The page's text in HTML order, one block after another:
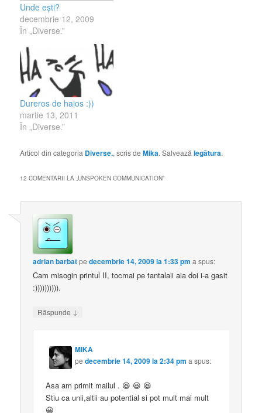
Unde eşti?
decembrie 12, 2009
În „Diverse.”
Dureros de haios :))
martie 13, 2011
În „Diverse.”
Articol din categoria Diverse., scris deMika. Salveazălegătura.
12 COMENTARII LA „UNSPOKEN COMMUNICATION”
adrian barbatpedecembrie 14, 2009 la 1:33 pm a spus:
Cam misogin printul II, tocmai pe tantalaii aia doi i-a gasit
:)))))))))).
Răspunde ↓
MIKA
pedecembrie 14, 2009 la 2:34 pm a spus:
Asa am primit mailul . 😆 😆 😆
Stiu ca unii,altii au potential si pot mult mai mult
😀